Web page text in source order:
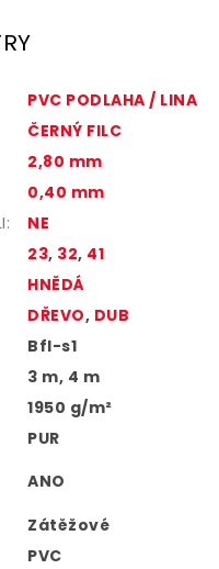
PVC PODLAHA / LINA
ČERNÝ FILC
2,80 mm
0,40 mm
:
NE
23, 32, 41
HNĚDÁ
DŘEVO, DUB
Bfl-s1
3 m, 4 m
1950 g/m²
PUR
ANO
Zátěžové
PVC